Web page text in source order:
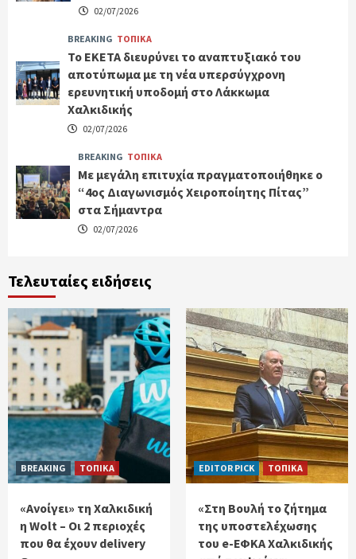
02/07/2026
BREAKING ΤΟΠΙΚΑ
Το ΕΚΕΤΑ διευρύνει το αναπτυξιακό του
αποτύπωμα με τη νέα υπερσύγχρονη
ερευνητική υποδομή στο Λάκκωμα
Χαλκιδικής
02/07/2026
BREAKING ΤΟΠΙΚΑ
Με μεγάλη επιτυχία πραγματοποιήθηκε ο
“4ος Διαγωνισμός Χειροποίητης Πίτας”
στα Σήμαντρα
02/07/2026
Τελευταίες ειδήσεις
BREAKING ΤΟΠΙΚΑ
«Ανοίγει» τη Χαλκιδική
η Wolt – Οι 2 περιοχές
που θα έχουν delivery
EDITOR PICK ΤΟΠΙΚΑ
«Στη Βουλή το ζήτημα
της υποστελέχωσης
του e-ΕΦΚΑ Χαλκιδικής